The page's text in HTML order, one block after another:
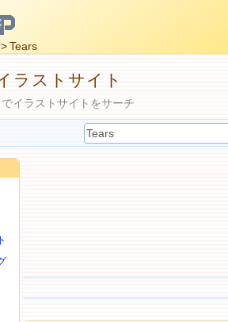
> Tears
ラストサイト
イラストサイトをサーチ